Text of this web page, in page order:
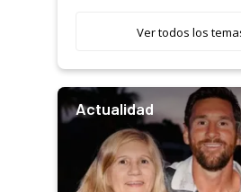
Ver todos los
Actualidad